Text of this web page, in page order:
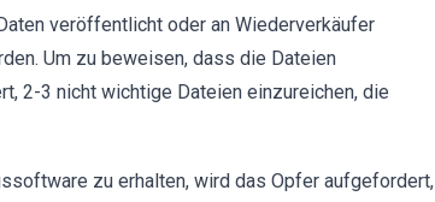
veröffentlicht oder an Wiederverkäufer
Um zu beweisen, dass die Dateien
2-3 nicht wichtige Dateien einzureichen, die
zu erhalten, wird das Opfer aufgefordert,